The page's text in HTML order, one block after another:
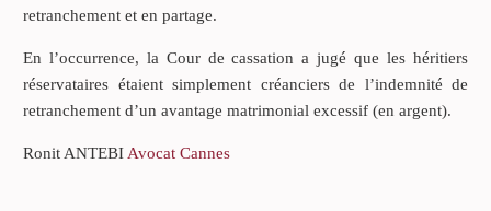
retranchement et en partage.
En l’occurrence, la Cour de cassation a jugé que les héritiers
réservataires étaient simplement créanciers de l’indemnité de
retranchement d’un avantage matrimonial excessif (en argent).
Ronit ANTEBI Avocat Cannes